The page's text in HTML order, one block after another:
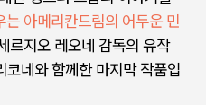
아메리칸드림의 어두운 민
르지오 레오네 감독의 유작
코네와 함께한 마지막 작품입